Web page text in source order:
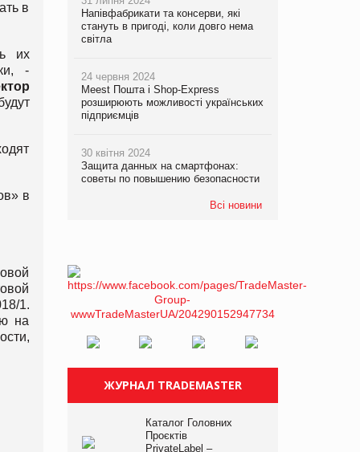
в
их
-
в
1.
на
Напівфабрикати та консерви, які
стануть в пригоді, коли довго нема
світла
24 червня 2024
Meest Пошта і Shop-Express
розширюють можливості українських
підприємців
30 квітня 2024
Защита данных на смартфонах:
советы по повышению безопасности
Всі новини
ЖУРНАЛ TRADEMASTER
Каталог Головних
Проєктів
PrivateLabel –